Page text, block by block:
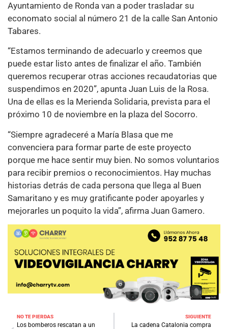
Ayuntamiento de Ronda van a poder trasladar su
economato social al número 21 de la calle San Antonio
Tabares.
“Estamos terminando de adecuarlo y creemos que
puede estar listo antes de finalizar el año. También
queremos recuperar otras acciones recaudatorias que
suspendimos en 2020”, apunta Juan Luis de la Rosa.
Una de ellas es la Merienda Solidaria, prevista para el
próximo 10 de noviembre en la plaza del Socorro.
“Siempre agradeceré a María Blasa que me
convenciera para formar parte de este proyecto
porque me hace sentir muy bien. No somos voluntarios
para recibir premios o reconocimientos. Hay muchas
historias detrás de cada persona que llega al Buen
Samaritano y es muy gratificante poder apoyarles y
mejorarles un poquito la vida”, afirma Juan Gamero.
NO TE PIERDAS
Los bomberos rescatan a un
SIGUIENTE
La cadena Catalonia compra